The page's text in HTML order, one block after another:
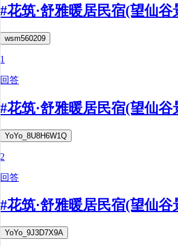
#花筑·舒雅暖居民宿(望仙
wsm560209
1
回答
#花筑·舒雅暖居民宿(望仙
YoYo_8U8H6W1Q
2
回答
#花筑·舒雅暖居民宿(望仙
YoYo_9J3D7X9A